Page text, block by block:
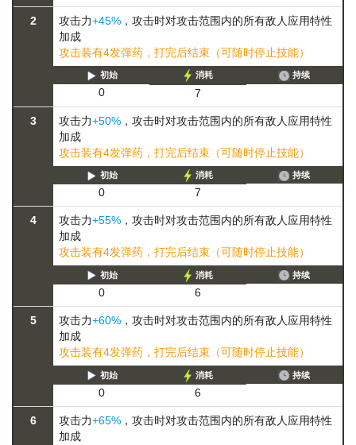
2 攻击力+45% ，攻击时对攻击范围内的所有敌人应用特性
加成
攻击装有4发弹药，打完后结束（可随时停止技能）
初始
0
消耗
7
持续
3 攻击力+50% ，攻击时对攻击范围内的所有敌人应用特性
加成
攻击装有4发弹药，打完后结束（可随时停止技能）
初始
0
消耗
7
持续
4 攻击力+55% ，攻击时对攻击范围内的所有敌人应用特性
加成
攻击装有4发弹药，打完后结束（可随时停止技能）
初始
0
消耗
6
持续
5 攻击力+60% ，攻击时对攻击范围内的所有敌人应用特性
加成
攻击装有4发弹药，打完后结束（可随时停止技能）
初始
0
消耗
6
持续
6 攻击力+65% ，攻击时对攻击范围内的所有敌人应用特性
加成